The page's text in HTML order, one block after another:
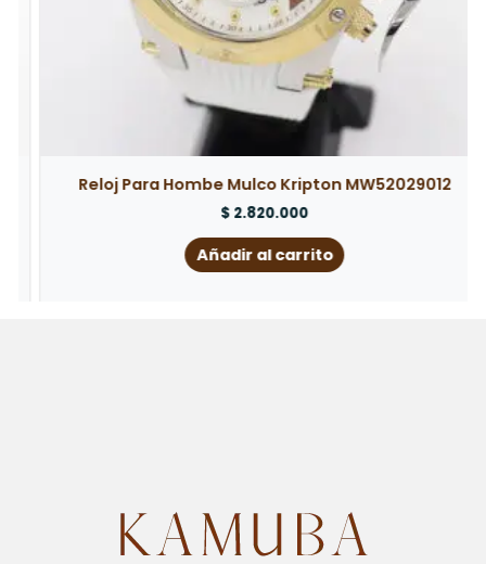
Reloj Para Hombe Mulco Kripton MW52029012
2.820.000
Añadir al carrito